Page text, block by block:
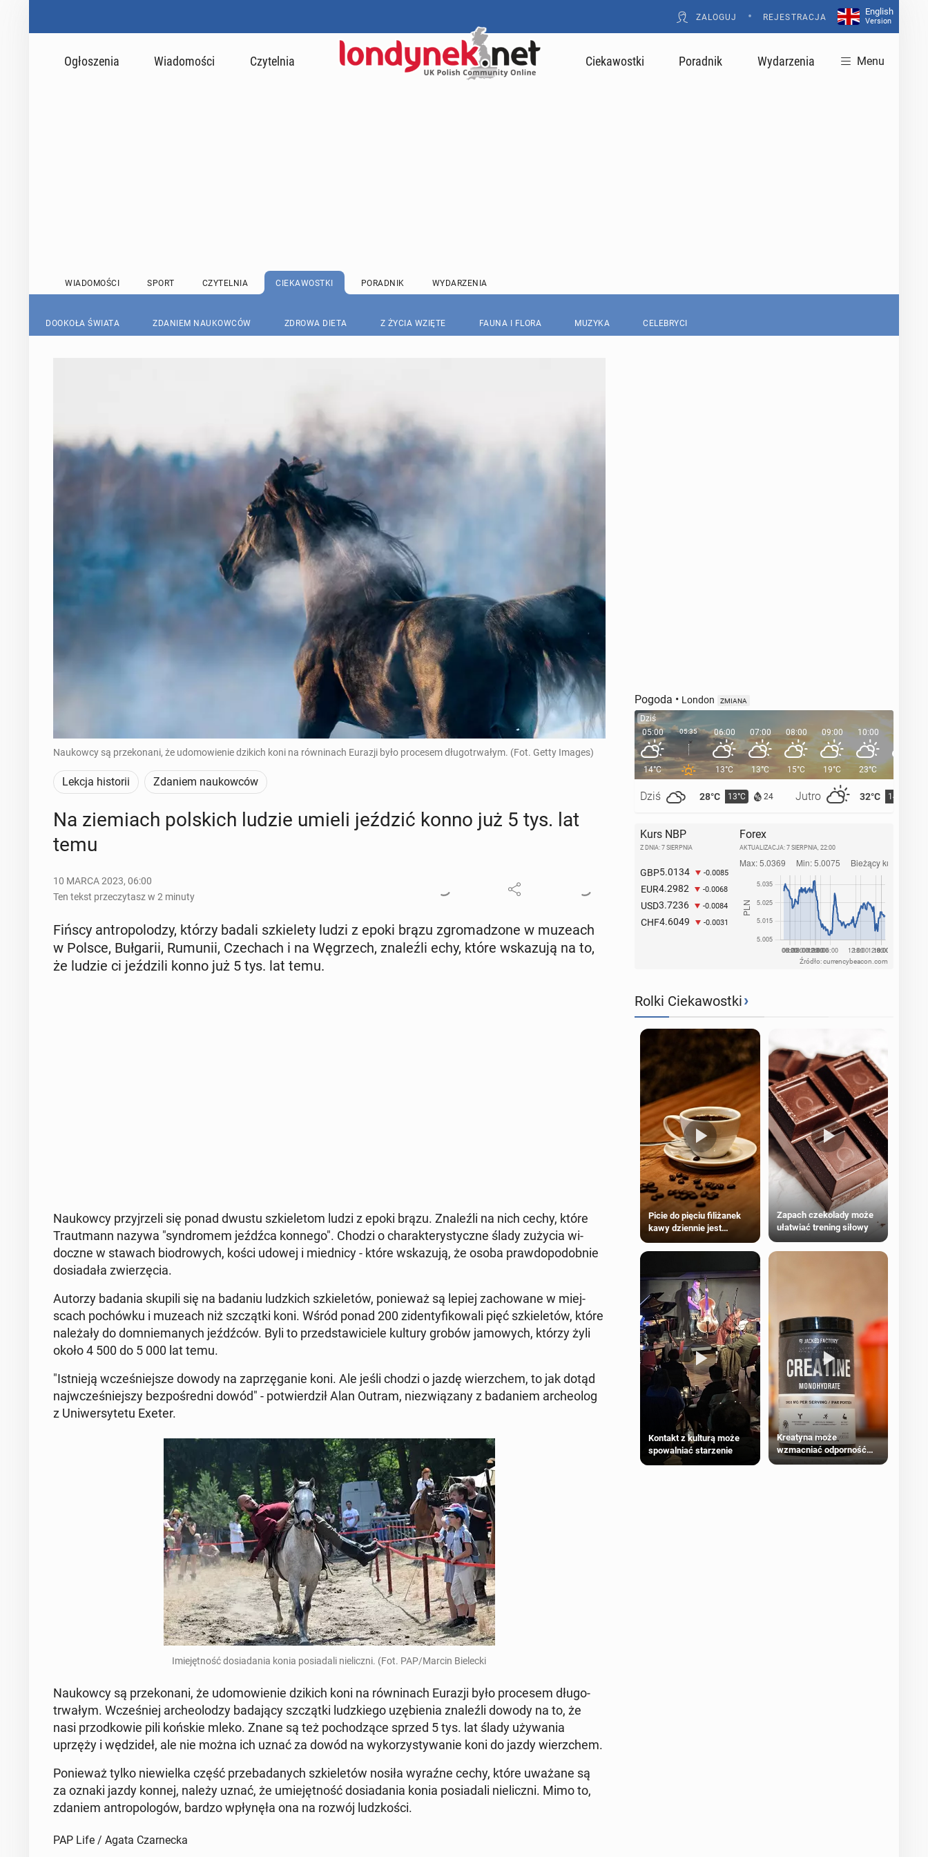
ZALOGUJ • REJESTRACJA
English
Version
Ogłoszenia Wiadomości Czytelnia Ciekawostki Poradnik Wydarzenia Menu
WIADOMOŚCI SPORT CZYTELNIA CIEKAWOSTKI PORADNIK WYDARZENIA
DOOKOŁA ŚWIATA ZDANIEM NAUKOWCÓW ZDROWA DIETA Z ŻYCIA WZIĘTE FAUNA I FLORA MUZYKA CELEBRYCI
Naukowcy są przekonani, że udomowienie dzikich koni na równinach Eurazji było procesem długotrwałym. (Fot. Getty Images)
Lekcja historii Zdaniem naukowców
Na zie­miach pol­skich ludzie umieli jeździć konno już 5 tys. lat
temu
10 MARCA 2023, 06:00
Ten tekst przeczytasz w 2 minuty
Fińscy an­tro­po­lo­dzy, którzy badali szkie­le­ty ludzi z epoki brązu zgro­ma­dzo­ne w muzeach
w Polsce, Buł­ga­rii, Rumunii, Cze­chach i na Wę­grzech, zna­leź­li echy, które wska­zu­ją na to,
że ludzie ci jeź­dzi­li konno już 5 tys. lat temu.
Na­ukow­cy przyj­rze­li się ponad dwustu szkie­le­tom ludzi z epoki brązu. Zna­leź­li na nich cechy, które
Traut­mann nazywa "syn­dro­mem jeźdźca konnego". Chodzi o cha­rak­te­ry­stycz­ne ślady zużycia wi­
docz­ne w stawach bio­dro­wych, kości udowej i mied­ni­cy - które wska­zu­ją, że osoba praw­do­po­dob­nie
do­sia­da­ła zwie­rzę­cia.
Autorzy badania skupili się na badaniu ludz­kich szkie­le­tów, po­nie­waż są lepiej za­cho­wa­ne w miej­
scach po­chów­ku i muzeach niż szcząt­ki koni. Wśród ponad 200 zi­den­ty­fi­ko­wa­li pięć szkie­le­tów, które
na­le­ża­ły do do­mnie­ma­nych jeźdź­ców. Byli to przed­sta­wi­cie­le kultury grobów ja­mo­wych, którzy żyli
około 4 500 do 5 000 lat temu.
"Ist­nie­ją wcze­śniej­sze dowody na za­przę­ga­nie koni. Ale jeśli chodzi o jazdę wierz­chem, to jak dotąd
naj­wcze­śniej­szy bez­po­śred­ni dowód" - po­twier­dził Alan Outram, nie­zwią­za­ny z ba­da­niem ar­che­olog
z Uni­wer­sy­te­tu Exeter.
Imie­jęt­ność do­sia­da­nia konia po­sia­da­li nie­licz­ni. (Fot. PAP/Marcin Bie­lec­ki
Na­ukow­cy są prze­ko­na­ni, że udo­mo­wie­nie dzikich koni na rów­ni­nach Eurazji było pro­ce­sem dłu­go­
trwa­łym. Wcze­śniej ar­che­olo­dzy ba­da­ją­cy szcząt­ki ludz­kie­go uzę­bie­nia zna­leź­li dowody na to, że
nasi przod­ko­wie pili końskie mleko. Znane są też po­cho­dzą­ce sprzed 5 tys. lat ślady uży­wa­nia
uprzęży i wę­dzi­deł, ale nie można ich uznać za dowód na wy­ko­rzy­sty­wa­nie koni do jazdy wierz­chem.
Po­nie­waż tylko nie­wiel­ka część prze­ba­da­nych szkie­le­tów nosiła wyraźne cechy, które uważane są
za oznaki jazdy konnej, należy uznać, że umie­jęt­ność do­sia­da­nia konia po­sia­da­li nie­licz­ni. Mimo to,
zdaniem an­tro­po­lo­gów, bardzo wpły­nę­ła ona na rozwój ludz­ko­ści.
PAP Life / Agata Czarnecka
Pogoda • London ZMIANA
Dziś
05:00
14°C
Dziś 28°C 13°C 24 Jutro 32°C 14°C
05:35 06:00
13°C
07:00
13°C
08:00
15°C
09:00
19°C
10:00
23°C
11:00
Kurs NBP
Z DNIA: 7 SIERPNIA
GBP5.0134 -0.0085
EUR4.2982 -0.0068
USD3.7236 -0.0084
CHF4.6049 -0.0031
Forex
AKTUALIZACJA: 7 SIERPNIA, 22:00
Źródło: currencybeacon.com
Rolki Ciekawostki›
Picie do pięciu filiżanek
kawy dziennie jest
większości dorosłych
Zapach czekolady może
ułatwiać trening siłowy
Kontakt z kulturą może
spowalniać starzenie
Kreatyna może
wzmacniać odporność
przeciw nowotworom